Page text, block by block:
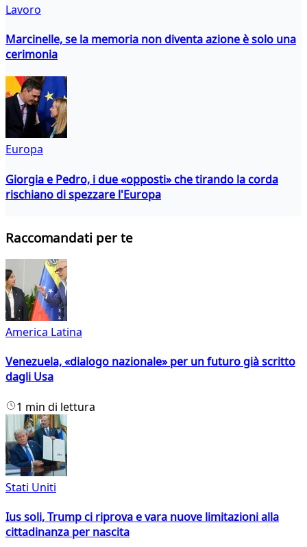
Lavoro
Marcinelle, se la memoria non diventa azione è solo una
cerimonia
Europa
Giorgia e Pedro, i due «opposti» che tirando la corda
rischiano di spezzare l'Europa
Raccomandati per te
America Latina
Venezuela, «dialogo nazionale» per un futuro già scritto
dagli Usa
1 min di lettura
Stati Uniti
Ius soli, Trump ci riprova e vara nuove limitazioni alla
cittadinanza per nascita